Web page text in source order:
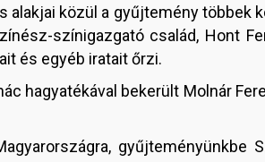
közül a gyűjtemény többek
színigazgató család, Hont
és egyéb iratait őrzi.
hagyatékával bekerült Molnár
gyűjteményünkbe